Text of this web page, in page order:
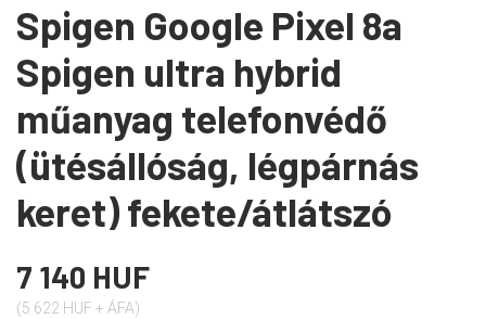
Spigen Google Pixel 8a
Spigen ultra hybrid
műanyag telefonvédő
(ütésállóság, légpárnás
keret) fekete/átlátszó
7 140 HUF
(5 622 HUF + ÁFA)